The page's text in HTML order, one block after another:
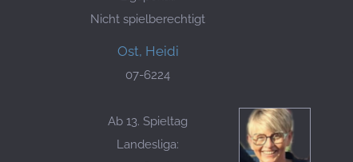
Nicht spielberechtigt
Ost, Heidi
07-6224
Ab 13. Spieltag
Landesliga: